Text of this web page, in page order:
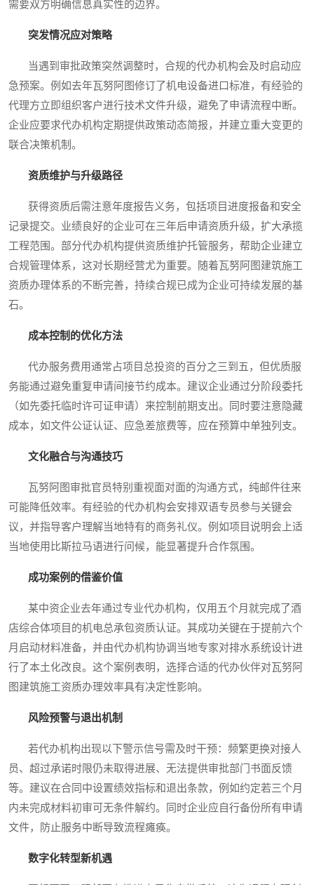
需要双方明确信息真实性的边界。
突发情况应对策略
当遇到审批政策突然调整时，合规的代办机构会及时启动应
急预案。例如去年瓦努阿图修订了机电设备进口标准，有经验的
代理方立即组织客户进行技术文件升级，避免了申请流程中断。
企业应要求代办机构定期提供政策动态简报，并建立重大变更的
联合决策机制。
资质维护与升级路径
获得资质后需注意年度报告义务，包括项目进度报备和安全
记录提交。业绩良好的企业可在三年后申请资质升级，扩大承揽
工程范围。部分代办机构提供资质维护托管服务，帮助企业建立
合规管理体系，这对长期经营尤为重要。随着瓦努阿图建筑施工
资质办理体系的不断完善，持续合规已成为企业可持续发展的基
石。
成本控制的优化方法
代办服务费用通常占项目总投资的百分之三到五，但优质服
务能通过避免重复申请间接节约成本。建议企业通过分阶段委托
（如先委托临时许可证申请）来控制前期支出。同时要注意隐藏
成本，如文件公证认证、应急差旅费等，应在预算中单独列支。
文化融合与沟通技巧
瓦努阿图审批官员特别重视面对面的沟通方式，纯邮件往来
可能降低效率。有经验的代办机构会安排双语专员参与关键会
议，并指导客户理解当地特有的商务礼仪。例如项目说明会上适
当地使用比斯拉马语进行问候，能显著提升合作氛围。
成功案例的借鉴价值
某中资企业去年通过专业代办机构，仅用五个月就完成了酒
店综合体项目的机电总承包资质认证。其成功关键在于提前六个
月启动材料准备，并由代办机构协调当地专家对排水系统设计进
行了本土化改良。这个案例表明，选择合适的代办伙伴对瓦努阿
图建筑施工资质办理效率具有决定性影响。
风险预警与退出机制
若代办机构出现以下警示信号需及时干预：频繁更换对接人
员、超过承诺时限仍未取得进展、无法提供审批部门书面反馈
等。建议在合同中设置绩效指标和退出条款，例如约定若三个月
内未完成材料初审可无条件解约。同时企业应自行备份所有申请
文件，防止服务中断导致流程瘫痪。
数字化转型新机遇